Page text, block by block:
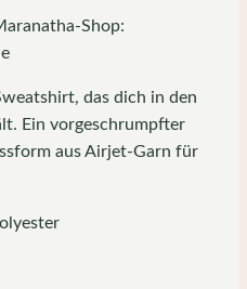
Shop:
das dich in den
Ein vorgeschrumpfter
aus Airjet-Garn für